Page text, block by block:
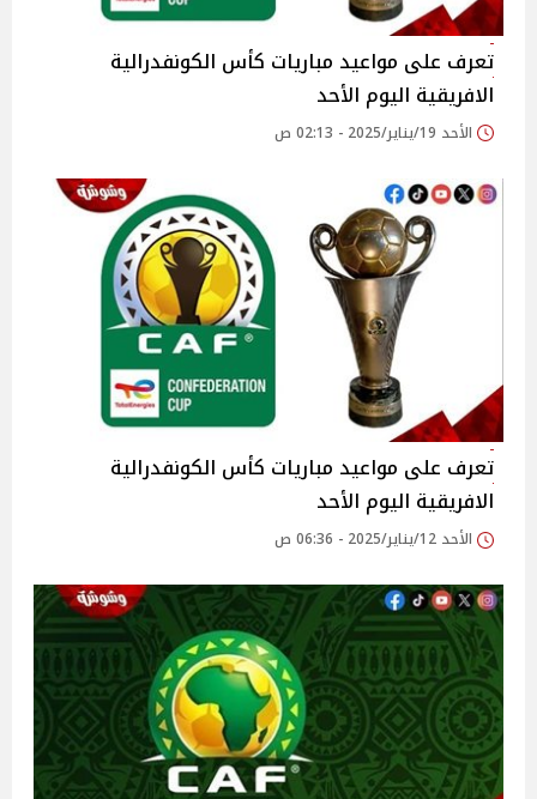
تعرف على مواعيد مباريات كأس الكونفدرالية
الافريقية اليوم الأحد
الأحد 19/يناير/2025 - 02:13 ص
تعرف على مواعيد مباريات كأس الكونفدرالية
الافريقية اليوم الأحد
الأحد 12/يناير/2025 - 06:36 ص